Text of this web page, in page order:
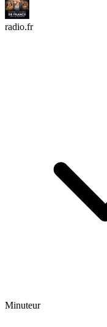
radio.fr
Minuteur